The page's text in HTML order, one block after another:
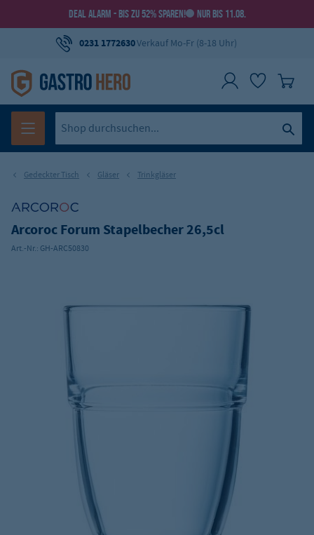
DEAL ALARM - BIS ZU 52% SPAREN! NUR BIS 11.08.
0231 1772630Verkauf Mo-Fr (8-18 Uhr)
Gedeckter Tisch Gläser Trinkgläser
Arcoroc Forum Stapelbecher 26,5cl
Art.-Nr.: GH-ARC50830